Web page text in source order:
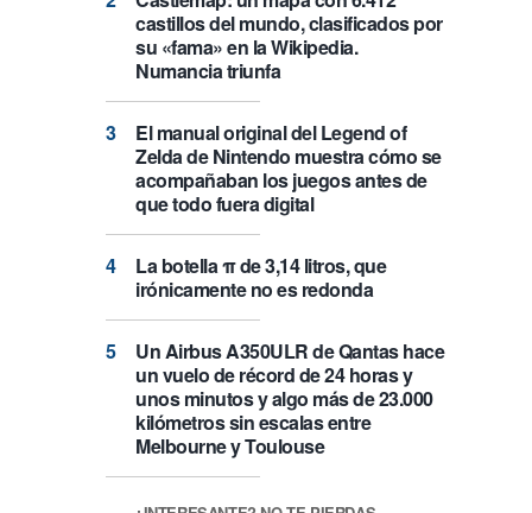
castillos del mundo, clasificados por
su «fama» en la Wikipedia.
Numancia triunfa
El manual original del Legend of
Zelda de Nintendo muestra cómo se
acompañaban los juegos antes de
que todo fuera digital
La botella π de 3,14 litros, que
irónicamente no es redonda
Un Airbus A350ULR de Qantas hace
un vuelo de récord de 24 horas y
unos minutos y algo más de 23.000
kilómetros sin escalas entre
Melbourne y Toulouse